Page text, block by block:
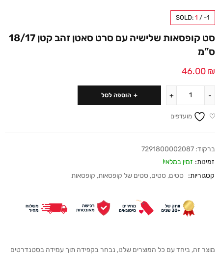
SOLD: 1 / -1
סט קופסאות שלישיה עם סרט סאטן זהב קטן 18/17
ס”מ
46.00 ₪
הוספה לסל
מועדפים
ברקוד: 7291800002087
זמינות: זמין במלאי!
קטגוריות:
סטים, סטים, סטים של קופסאות, קופסאות
מוצר זה, ביחד עם כל המוצרים שלנו, נבחר בקפידה תוך עמידה בסטנדרטים